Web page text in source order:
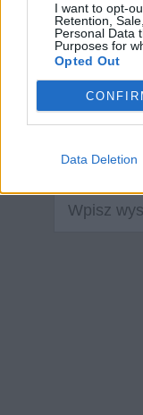
I want to opt-
Retention,
Personal Data
Purposes for
Opted Out
Data Deletion
niezwykłość
wiersza jest
ważny
Kategorie